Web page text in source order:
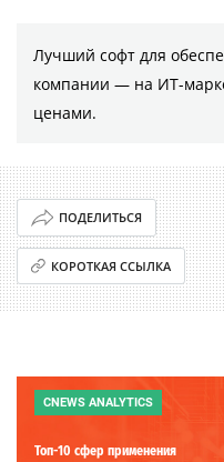
Лучший софт для
компании ― на ИТ-
ценами.
ПОДЕЛИТЬСЯ
КОРОТКАЯ ССЫЛКА
CNEWS ANALYTICS
Топ-10 сфер применения